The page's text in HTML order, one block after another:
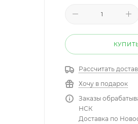
Рассчитать
Хочу в подарок
Заказы
НСК
Доставка по